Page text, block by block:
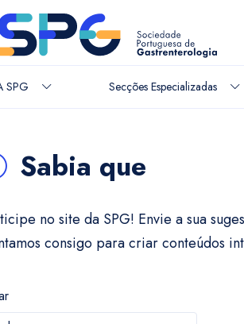
SPG Secções Especializadas
Sabia que
no site da SPG! Envie a sua
consigo para criar conteúdos